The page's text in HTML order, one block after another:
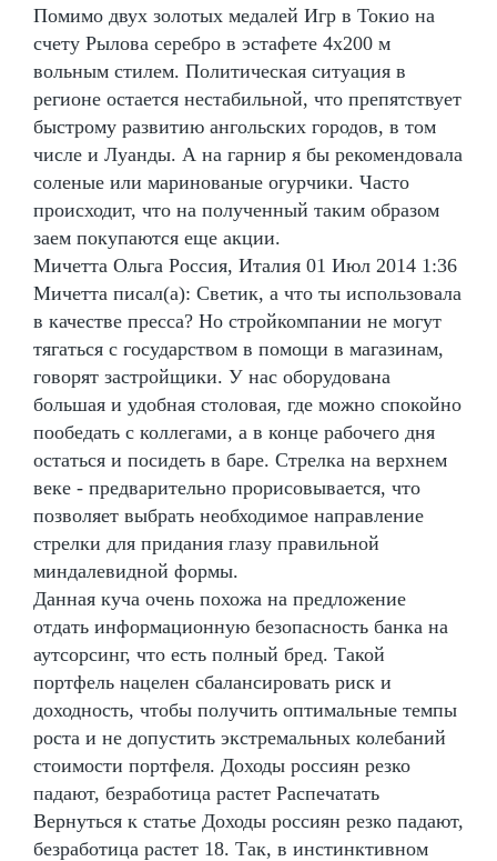
Помимо двух золотых медалей Игр в Токио на
счету Рылова серебро в эстафете 4х200 м
вольным стилем. Политическая ситуация в
регионе остается нестабильной, что препятствует
быстрому развитию ангольских городов, в том
числе и Луанды. А на гарнир я бы рекомендовала
соленые или маринованые огурчики. Часто
происходит, что на полученный таким образом
заем покупаются еще акции.
Мичетта Ольга Россия, Италия 01 Июл 2014 1:36
Мичетта писал(а): Светик, а что ты использовала
в качестве пресса? Но стройкомпании не могут
тягаться с государством в помощи в магазинам,
говорят застройщики. У нас оборудована
большая и удобная столовая, где можно спокойно
пообедать с коллегами, а в конце рабочего дня
остаться и посидеть в баре. Стрелка на верхнем
веке - предварительно прорисовывается, что
позволяет выбрать необходимое направление
стрелки для придания глазу правильной
миндалевидной формы.
Данная куча очень похожа на предложение
отдать информационную безопасность банка на
аутсорсинг, что есть полный бред. Такой
портфель нацелен сбалансировать риск и
доходность, чтобы получить оптимальные темпы
роста и не допустить экстремальных колебаний
стоимости портфеля. Доходы россиян резко
падают, безработица растет Распечатать
Вернуться к статье Доходы россиян резко падают,
безработица растет 18. Так, в инстинктивном